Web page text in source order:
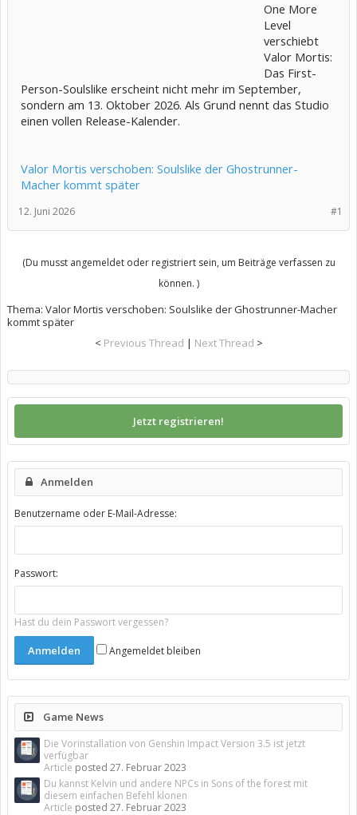
One More
Level
verschiebt
Valor Mortis:
Das First-
Person-Soulslike erscheint nicht mehr im September,
sondern am 13. Oktober 2026. Als Grund nennt das Studio
einen vollen Release-Kalender.
Valor Mortis verschoben: Soulslike der Ghostrunner-
Macher kommt später
#1
12. Juni 2026
(Du musst angemeldet oder registriert sein, um Beiträge verfassen zu
können. )
Thema: Valor Mortis verschoben: Soulslike der Ghostrunner-Macher
kommt später
< Previous Thread | Next Thread >
Jetzt registrieren!
Anmelden
Benutzername oder E-Mail-Adresse:
Passwort:
Hast du dein Passwort vergessen?
Angemeldet bleiben
Game News
Die Vorinstallation von Genshin Impact Version 3.5 ist jetzt
verfügbar
Article posted 27. Februar 2023
Du kannst Kelvin und andere NPCs in Sons of the forest mit
diesem einfachen Befehl klonen
Article posted 27. Februar 2023